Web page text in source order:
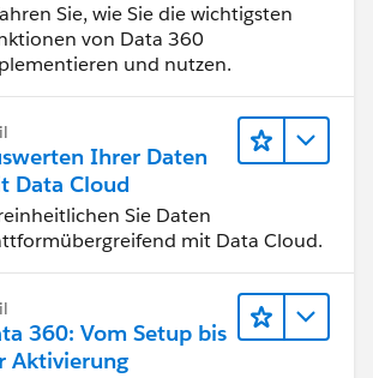
Sie, wie Sie die wichtigsten
von Data 360
und nutzen.
Ihrer Daten
Data Cloud
Sie Daten
mit Data Cloud.
360: Vom Setup bis
Aktivierung